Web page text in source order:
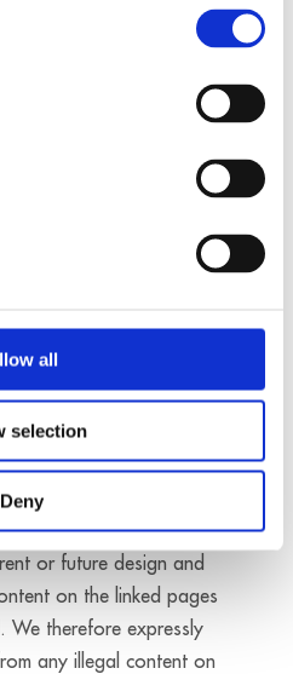
all
selection
Deny
may only create
as to the quality,
and/or compliance with
we have links on our
links were created,
illegal content on the
or future design and
on the linked pages
We therefore expressly
any illegal content on